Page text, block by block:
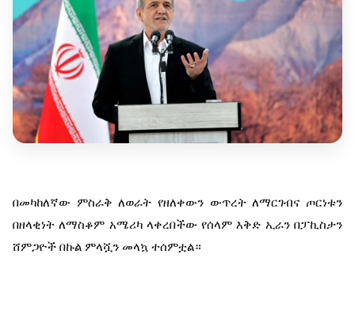
በመካከለኛው ምስራቅ ለወራት የዘለቀውን ውጥረት ለማርገብና ጦርነቱን
በዘላቂነት ለማስቆም አሜሪካ ላቀረበችው የሰላም እቅድ ኢራን በፓኪስታን
ሸምጋዮች በኩል ምላሿን መላኳ ተሰምቷል።